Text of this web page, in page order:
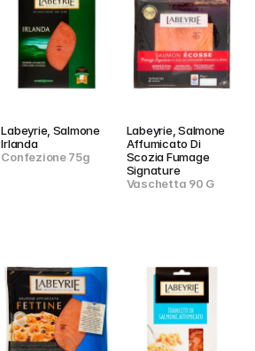
Labeyrie, Salmone
Irlanda
Confezione 75g
Labeyrie, Salmone
Affumicato Di
Scozia Fumage
Signature
Vaschetta 90 G